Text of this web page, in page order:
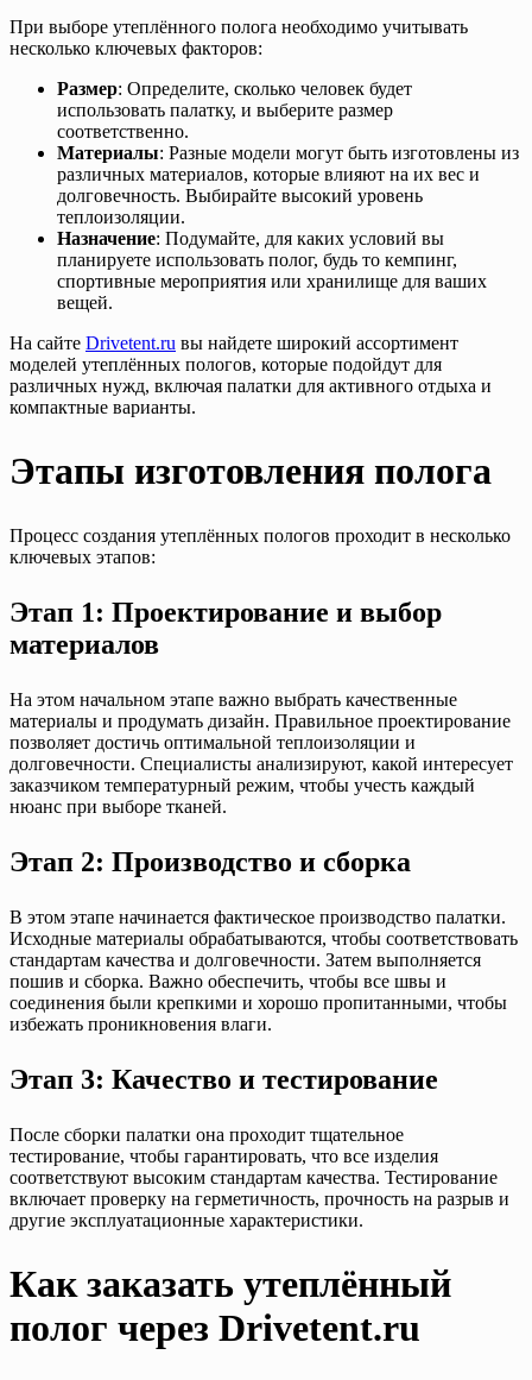
При выборе утеплённого полога необходимо учитывать
несколько ключевых факторов:
Размер: Определите, сколько человек будет
использовать палатку, и выберите размер
соответственно.
Материалы: Разные модели могут быть изготовлены из
различных материалов, которые влияют на их вес и
долговечность. Выбирайте высокий уровень
теплоизоляции.
Назначение: Подумайте, для каких условий вы
планируете использовать полог, будь то кемпинг,
спортивные мероприятия или хранилище для ваших
вещей.
На сайте Drivetent.ru вы найдете широкий ассортимент
моделей утеплённых пологов, которые подойдут для
различных нужд, включая палатки для активного отдыха и
компактные варианты.
Этапы изготовления полога
Процесс создания утеплённых пологов проходит в несколько
ключевых этапов:
Этап 1: Проектирование и выбор
материалов
На этом начальном этапе важно выбрать качественные
материалы и продумать дизайн. Правильное проектирование
позволяет достичь оптимальной теплоизоляции и
долговечности. Специалисты анализируют, какой интересует
заказчиком температурный режим, чтобы учесть каждый
нюанс при выборе тканей.
Этап 2: Производство и сборка
В этом этапе начинается фактическое производство палатки.
Исходные материалы обрабатываются, чтобы соответствовать
стандартам качества и долговечности. Затем выполняется
пошив и сборка. Важно обеспечить, чтобы все швы и
соединения были крепкими и хорошо пропитанными, чтобы
избежать проникновения влаги.
Этап 3: Качество и тестирование
После сборки палатки она проходит тщательное
тестирование, чтобы гарантировать, что все изделия
соответствуют высоким стандартам качества. Тестирование
включает проверку на герметичность, прочность на разрыв и
другие эксплуатационные характеристики.
Как заказать утеплённый
полог через Drivetent.ru